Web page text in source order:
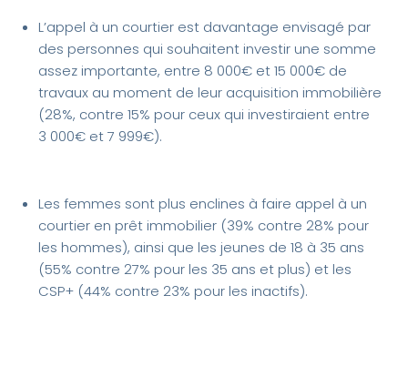
L’appel à un courtier est davantage envisagé par
des personnes qui souhaitent investir une somme
assez importante, entre 8 000€ et 15 000€ de
travaux au moment de leur acquisition immobilière
(28%, contre 15% pour ceux qui investiraient entre
3 000€ et 7 999€).
Les femmes sont plus enclines à faire appel à un
courtier en prêt immobilier (39% contre 28% pour
les hommes), ainsi que les jeunes de 18 à 35 ans
(55% contre 27% pour les 35 ans et plus) et les
CSP+ (44% contre 23% pour les inactifs).